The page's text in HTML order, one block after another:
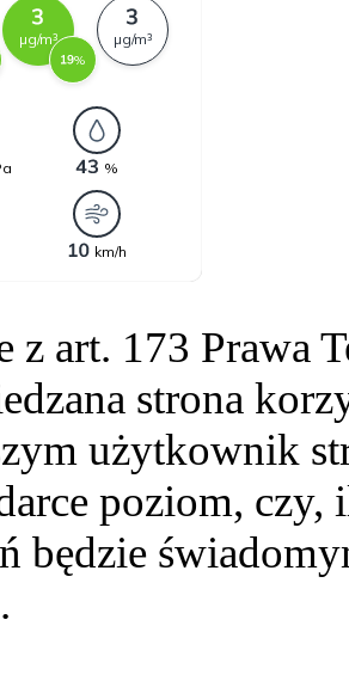
z art. 173 Prawa
strona
użytkownik
poziom,
będzie